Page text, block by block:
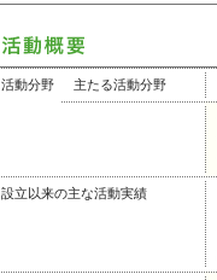
活動分野 主たる活動分野
設立以来の主な活動実績